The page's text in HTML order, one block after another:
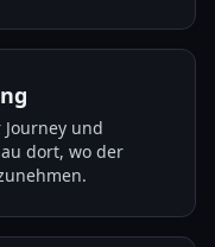
und
dort, wo der